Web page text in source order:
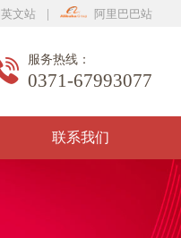
英文站 | 阿里巴巴站
服务热线：
0371-67993077
联系我们